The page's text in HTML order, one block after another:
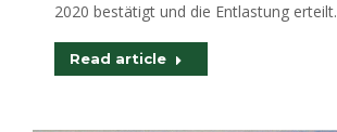
2020 bestätigt und die Entlastung erteilt.
Read article